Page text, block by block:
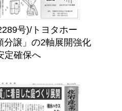
号)/トヨタホー
分譲」の2軸展開強化
定確保へ